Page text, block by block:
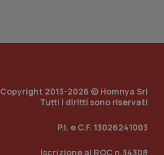
Copyright 2013-2026 © Homnya Srl
Tutti i diritti sono riservati
P.I. e C.F. 13026241003
Iscrizione al ROC n.34308